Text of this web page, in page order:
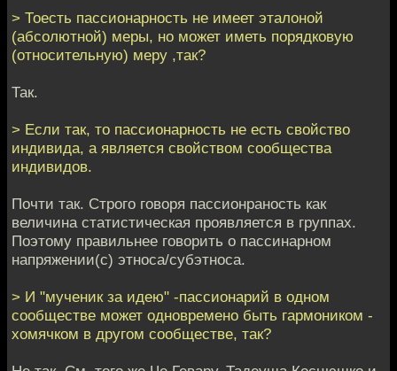
> Тоесть пассионарность не имеет эталоной
(абсолютной) меры, но может иметь порядковую
(относительную) меру ,так?
Так.
> Если так, то пассионарность не есть свойство
индивида, а является свойством сообщества
индивидов.
Почти так. Строго говоря пассионраность как
величина статистическая проявляется в группах.
Поэтому правильнее говорить о пассинарном
напряжении(с) этноса/субэтноса.
> И "мученик за идею" -пассионарий в одном
сообществе может одновремено быть гармоником -
хомячком в другом сообществе, так?